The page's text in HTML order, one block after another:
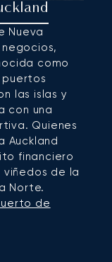
Nueva
como
puertos
las islas y
con una
Quienes
Auckland
financiero
de la
Norte.
de